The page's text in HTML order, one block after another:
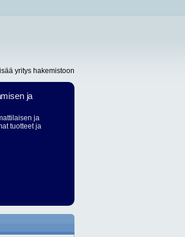
yritys hakemistoon
ja
ja
tuotteet ja